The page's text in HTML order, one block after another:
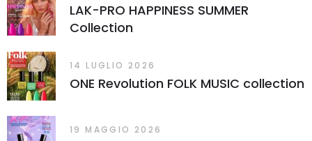
LAK-PRO HAPPINESS SUMMER
Collection
14 LUGLIO 2026
ONE Revolution FOLK MUSIC collection
19 MAGGIO 2026